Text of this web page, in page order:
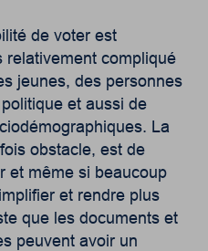
de voter est
relativement compliqué
jeunes, des personnes
et aussi de
La
obstacle, est de
et même si beaucoup
et rendre plus
que les documents et
peuvent avoir un